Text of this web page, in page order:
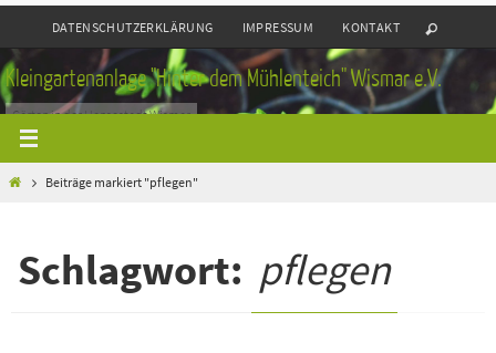
Inhalt
springen
DATENSCHUTZERKLÄRUNG IMPRESSUM KONTAKT
Kleingartenanlage "Hinter dem Mühlenteich" Wismar e.V.
Gärten in der Hansestadt Wismar
HomeBeiträge markiert "pflegen"
Schlagwort: pflegen